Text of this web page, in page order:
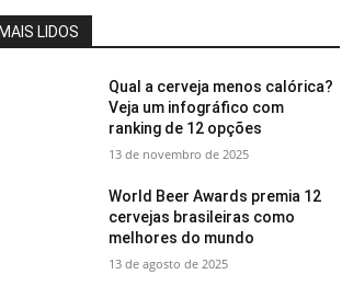
LIDOS
Qual a cerveja menos calórica?
Veja um infográfico com
ranking de 12 opções
13 de novembro de 2025
World Beer Awards premia 12
cervejas brasileiras como
melhores do mundo
13 de agosto de 2025